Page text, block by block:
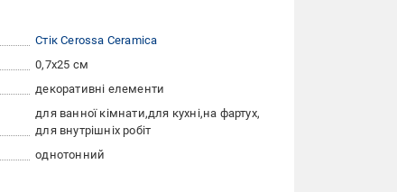
Стік Cerossa Ceramica
0,7x25 см
декоративні елементи
для ванної кімнати для кухні на фартух
для внутрішніх робіт
однотонний